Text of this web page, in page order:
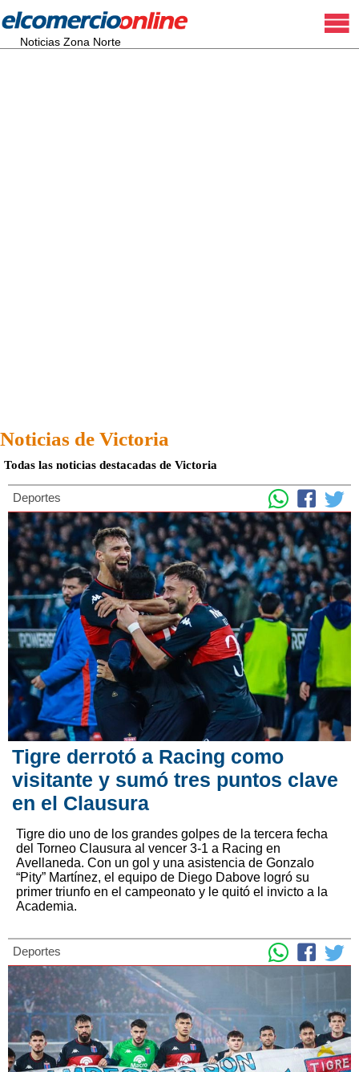
Noticias Zona Norte
Noticias de Victoria
Todas las noticias destacadas de Victoria
Deportes
Tigre derrotó a Racing como
visitante y sumó tres puntos clave
en el Clausura
Tigre dio uno de los grandes golpes de la tercera fecha
del Torneo Clausura al vencer 3-1 a Racing en
Avellaneda. Con un gol y una asistencia de Gonzalo
“Pity” Martínez, el equipo de Diego Dabove logró su
primer triunfo en el campeonato y le quitó el invicto a la
Academia.
Deportes